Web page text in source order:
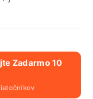
Zadarmo 10